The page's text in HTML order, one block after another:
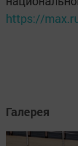
https://
Галерея